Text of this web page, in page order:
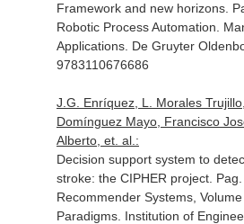
Framework and new horizons.
Robotic Process Automation.
Applications. De Gruyter
9783110676686
J.G. Enríquez, L. Morales
Domínguez Mayo, Francisco
Alberto, et. al.:
Decision support system to
stroke: the CIPHER project. Pag.
Recommender Systems,
Paradigms. Institution of